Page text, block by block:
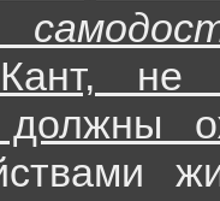
не
должны